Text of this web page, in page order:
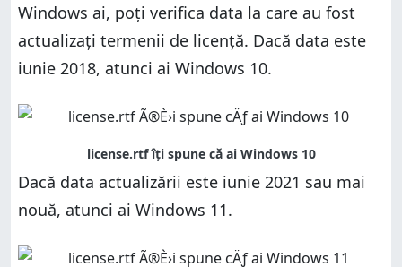
Windows ai, poți verifica data la care au fost
actualizați termenii de licență. Dacă data este
iunie 2018, atunci ai Windows 10.
Dacă data actualizării este iunie 2021 sau mai
nouă, atunci ai Windows 11.